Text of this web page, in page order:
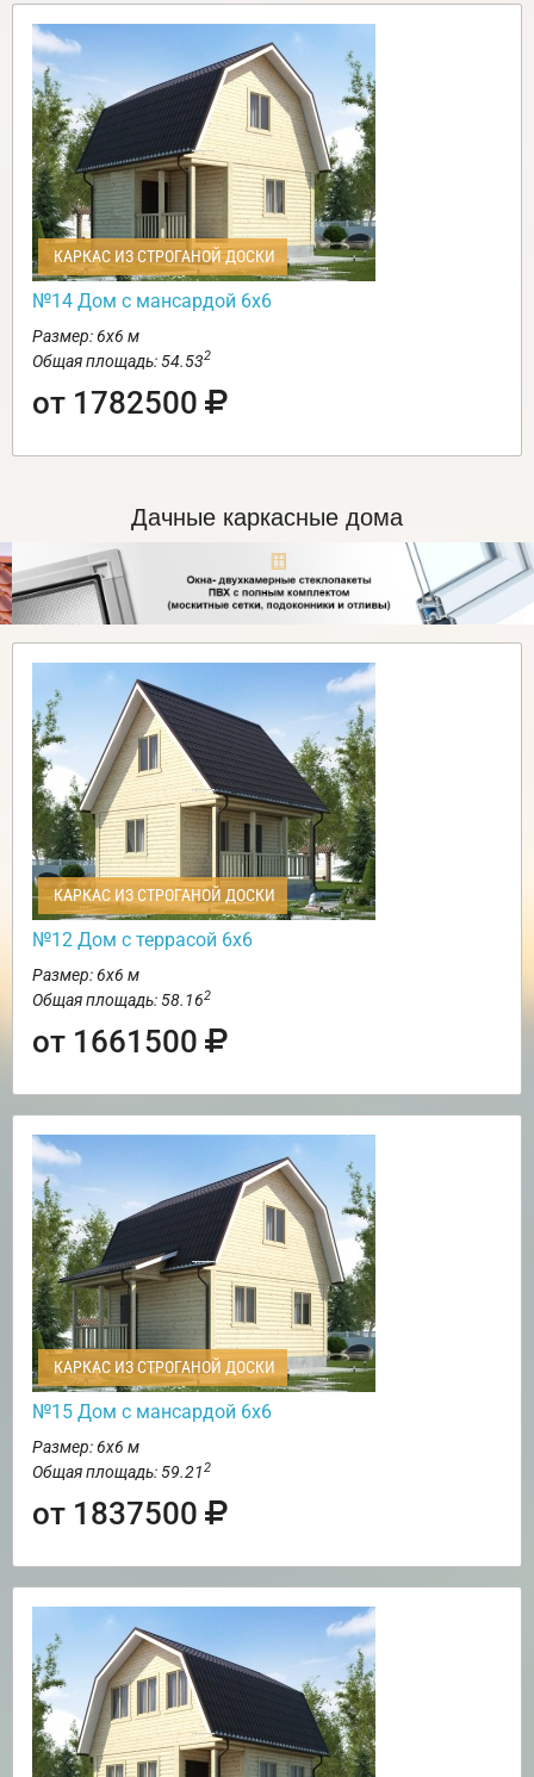
КАРКАС ИЗ СТРОГАНОЙ ДОСКИ
№14 Дом с мансардой 6х6
Размер: 6х6 м
Общая площадь: 54.532
от 1782500
Дачные каркасные дома
КАРКАС ИЗ СТРОГАНОЙ ДОСКИ
№12 Дом с террасой 6х6
Размер: 6х6 м
Общая площадь: 58.162
от 1661500
КАРКАС ИЗ СТРОГАНОЙ ДОСКИ
№15 Дом с мансардой 6х6
Размер: 6х6 м
Общая площадь: 59.212
от 1837500